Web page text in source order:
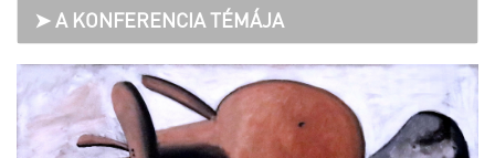
➤ A KONFERENCIA TÉMÁJA